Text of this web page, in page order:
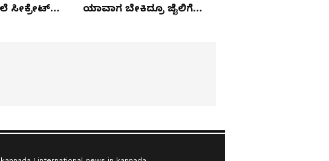
ಸೀಕ್ರೇಟ್‌
ಯಾವಾಗ ಬೇಕಿದ್ರೂ ಜೈಲಿಗೆ